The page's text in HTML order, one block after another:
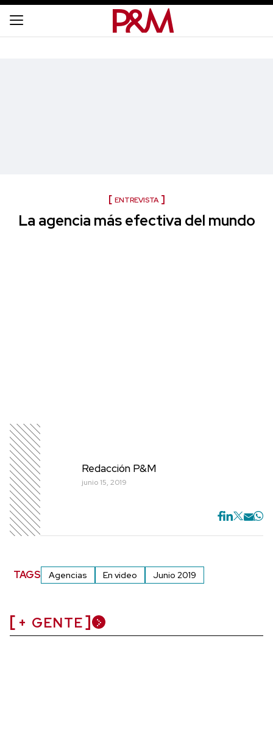
ENTREVISTA
La agencia más efectiva del mundo
Redacción P&M
junio 15, 2019
TAGS Agencias En video Junio 2019
+ GENTE